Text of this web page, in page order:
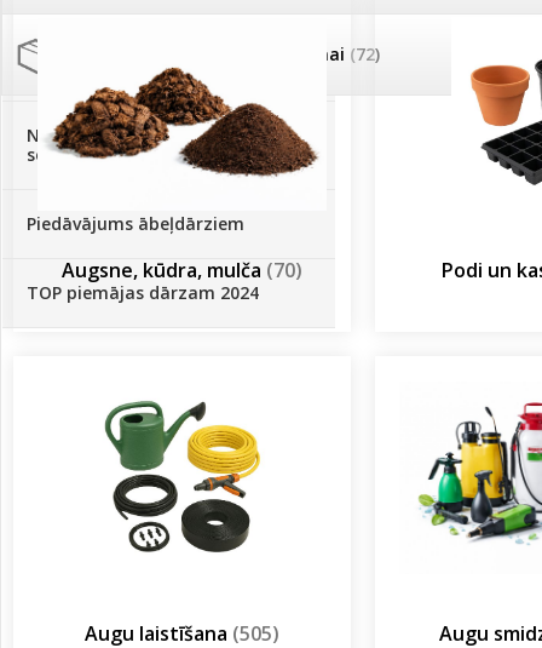
Palīglīdzekļi augu audzēšanai (72)
Klientu Diena
Novatec - izcils mēslošanai arī
sezonas otrajā pusē!
Piedāvājums ābeļdārziem
TOP piemājas dārzam 2024
Augsne, kūdra, mulča (70) Podi un
Augu laistīšana (505) Augu